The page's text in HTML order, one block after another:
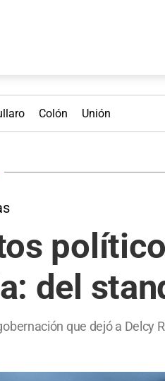
Colón Unión
del
que dejó a Delcy